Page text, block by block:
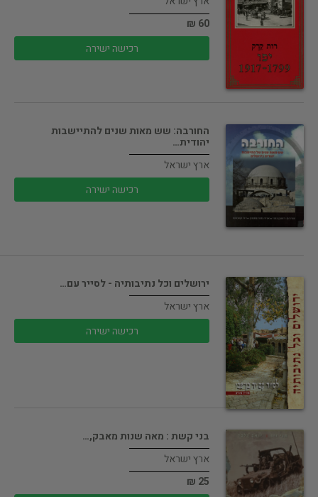
60 ₪
רכישה ישירה
החורבה: שש מאות שנים להתיישבות
יהודית…
ארץ ישראל
רכישה ישירה
ירושלים וכל נתיבותיה - לסייר עם…
ארץ ישראל
רכישה ישירה
בני קשת : מאה שנות מאבק,…
ארץ ישראל
25 ₪